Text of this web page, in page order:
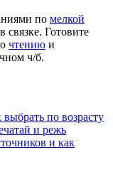
по мелкой
связке. Готовите
чтению и
ч/б.
выбрать по возрасту
и режь
и как